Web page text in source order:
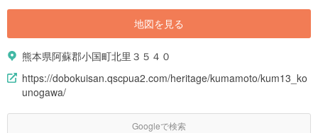
地図を見る
熊本県阿蘇郡小国町北里３５４０
https://dobokuisan.qscpua2.com/heritage/kumamoto/kum13_ko
unogawa/
Googleで検索